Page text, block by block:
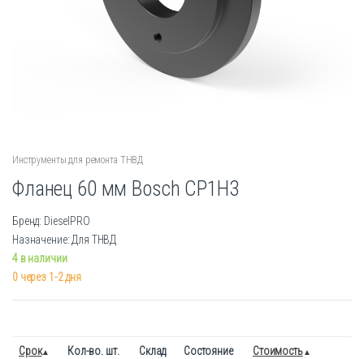
Инструменты для ремонта ТНВД
Фланец 60 мм Bosch CP1H3
Бренд: DieselPRO
Назначение: Для ТНВД
4 в наличии
0 через 1-2 дня
Срок Кол-во. шт. Склад Состояние Стоимость